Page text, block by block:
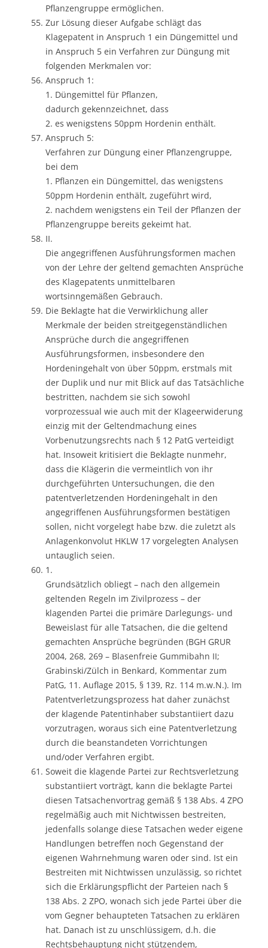
Pflanzengruppe ermöglichen.
Zur Lösung dieser Aufgabe schlägt das
Klagepatent in Anspruch 1 ein Düngemittel und
in Anspruch 5 ein Verfahren zur Düngung mit
folgenden Merkmalen vor:
Anspruch 1:
1. Düngemittel für Pflanzen,
dadurch gekennzeichnet, dass
2. es wenigstens 50ppm Hordenin enthält.
Anspruch 5:
Verfahren zur Düngung einer Pflanzengruppe,
bei dem
1. Pflanzen ein Düngemittel, das wenigstens
50ppm Hordenin enthält, zugeführt wird,
2. nachdem wenigstens ein Teil der Pflanzen der
Pflanzengruppe bereits gekeimt hat.
II.
Die angegriffenen Ausführungsformen machen
von der Lehre der geltend gemachten Ansprüche
des Klagepatents unmittelbaren
wortsinngemäßen Gebrauch.
Die Beklagte hat die Verwirklichung aller
Merkmale der beiden streitgegenständlichen
Ansprüche durch die angegriffenen
Ausführungsformen, insbesondere den
Hordeningehalt von über 50ppm, erstmals mit
der Duplik und nur mit Blick auf das Tatsächliche
bestritten, nachdem sie sich sowohl
vorprozessual wie auch mit der Klageerwiderung
einzig mit der Geltendmachung eines
Vorbenutzungsrechts nach § 12 PatG verteidigt
hat. Insoweit kritisiert die Beklagte nunmehr,
dass die Klägerin die vermeintlich von ihr
durchgeführten Untersuchungen, die den
patentverletzenden Hordeningehalt in den
angegriffenen Ausführungsformen bestätigen
sollen, nicht vorgelegt habe bzw. die zuletzt als
Anlagenkonvolut HKLW 17 vorgelegten Analysen
untauglich seien.
1.
Grundsätzlich obliegt – nach den allgemein
geltenden Regeln im Zivilprozess – der
klagenden Partei die primäre Darlegungs- und
Beweislast für alle Tatsachen, die die geltend
gemachten Ansprüche begründen (BGH GRUR
2004, 268, 269 – Blasenfreie Gummibahn II;
Grabinski/Zülch in Benkard, Kommentar zum
PatG, 11. Auflage 2015, § 139, Rz. 114 m.w.N.). Im
Patentverletzungsprozess hat daher zunächst
der klagende Patentinhaber substantiiert dazu
vorzutragen, woraus sich eine Patentverletzung
durch die beanstandeten Vorrichtungen
und/oder Verfahren ergibt.
Soweit die klagende Partei zur Rechtsverletzung
substantiiert vorträgt, kann die beklagte Partei
diesen Tatsachenvortrag gemäß § 138 Abs. 4 ZPO
regelmäßig auch mit Nichtwissen bestreiten,
jedenfalls solange diese Tatsachen weder eigene
Handlungen betreffen noch Gegenstand der
eigenen Wahrnehmung waren oder sind. Ist ein
Bestreiten mit Nichtwissen unzulässig, so richtet
sich die Erklärungspflicht der Parteien nach §
138 Abs. 2 ZPO, wonach sich jede Partei über die
vom Gegner behaupteten Tatsachen zu erklären
hat. Danach ist zu unschlüssigem, d.h. die
Rechtsbehauptung nicht stützendem,